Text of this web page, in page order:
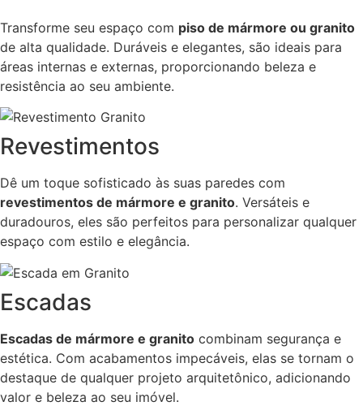
Transforme seu espaço com piso de mármore ou granito
de alta qualidade. Duráveis e elegantes, são ideais para
áreas internas e externas, proporcionando beleza e
resistência ao seu ambiente.
Revestimentos
Dê um toque sofisticado às suas paredes com
revestimentos de mármore e granito. Versáteis e
duradouros, eles são perfeitos para personalizar qualquer
espaço com estilo e elegância.
Escadas
Escadas de mármore e granito combinam segurança e
estética. Com acabamentos impecáveis, elas se tornam o
destaque de qualquer projeto arquitetônico, adicionando
valor e beleza ao seu imóvel.